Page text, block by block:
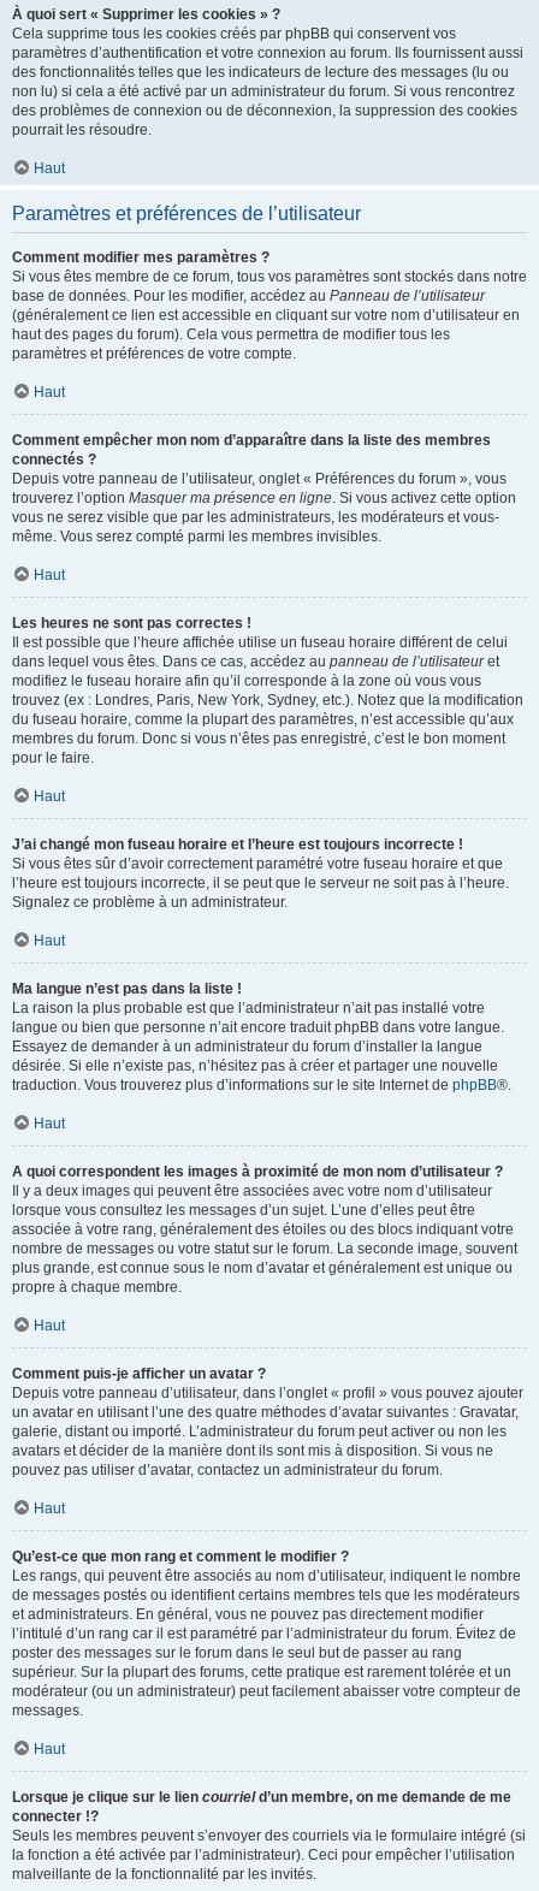
À quoi sert « Supprimer les cookies » ?
Cela supprime tous les cookies créés par phpBB qui conservent vos
paramètres d’authentification et votre connexion au forum. Ils fournissent aussi
des fonctionnalités telles que les indicateurs de lecture des messages (lu ou
non lu) si cela a été activé par un administrateur du forum. Si vous rencontrez
des problèmes de connexion ou de déconnexion, la suppression des cookies
pourrait les résoudre.
Haut
Paramètres et préférences de l’utilisateur
Comment modifier mes paramètres ?
Si vous êtes membre de ce forum, tous vos paramètres sont stockés dans notre
base de données. Pour les modifier, accédez au Panneau de l’utilisateur
(généralement ce lien est accessible en cliquant sur votre nom d’utilisateur en
haut des pages du forum). Cela vous permettra de modifier tous les
paramètres et préférences de votre compte.
Haut
Comment empêcher mon nom d’apparaître dans la liste des membres
connectés ?
Depuis votre panneau de l’utilisateur, onglet « Préférences du forum », vous
trouverez l’option Masquer ma présence en ligne. Si vous activez cette option
vous ne serez visible que par les administrateurs, les modérateurs et vous-
même. Vous serez compté parmi les membres invisibles.
Haut
Les heures ne sont pas correctes !
Il est possible que l’heure affichée utilise un fuseau horaire différent de celui
dans lequel vous êtes. Dans ce cas, accédez au panneau de l’utilisateuret
modifiez le fuseau horaire afin qu’il corresponde à la zone où vous vous
trouvez (ex : Londres, Paris, New York, Sydney, etc.). Notez que la modification
du fuseau horaire, comme la plupart des paramètres, n’est accessible qu’aux
membres du forum. Donc si vous n’êtes pas enregistré, c’est le bon moment
pour le faire.
Haut
J’ai changé mon fuseau horaire et l’heure est toujours incorrecte !
Si vous êtes sûr d’avoir correctement paramétré votre fuseau horaire et que
l’heure est toujours incorrecte, il se peut que le serveur ne soit pas à l’heure.
Signalez ce problème à un administrateur.
Haut
Ma langue n’est pas dans la liste !
La raison la plus probable est que l’administrateur n’ait pas installé votre
langue ou bien que personne n’ait encore traduit phpBB dans votre langue.
Essayez de demander à un administrateur du forum d’installer la langue
désirée. Si elle n’existe pas, n’hésitez pas à créer et partager une nouvelle
traduction. Vous trouverez plus d’informations sur le site Internet de phpBB®.
Haut
A quoi correspondent les images à proximité de mon nom d’utilisateur ?
Il y a deux images qui peuvent être associées avec votre nom d’utilisateur
lorsque vous consultez les messages d’un sujet. L’une d’elles peut être
associée à votre rang, généralement des étoiles ou des blocs indiquant votre
nombre de messages ou votre statut sur le forum. La seconde image, souvent
plus grande, est connue sous le nom d’avatar et généralement est unique ou
propre à chaque membre.
Haut
Comment puis-je afficher un avatar ?
Depuis votre panneau d’utilisateur, dans l’onglet « profil » vous pouvez ajouter
un avatar en utilisant l’une des quatre méthodes d’avatar suivantes : Gravatar,
galerie, distant ou importé. L’administrateur du forum peut activer ou non les
avatars et décider de la manière dont ils sont mis à disposition. Si vous ne
pouvez pas utiliser d’avatar, contactez un administrateur du forum.
Haut
Qu’est-ce que mon rang et comment le modifier ?
Les rangs, qui peuvent être associés au nom d’utilisateur, indiquent le nombre
de messages postés ou identifient certains membres tels que les modérateurs
et administrateurs. En général, vous ne pouvez pas directement modifier
l’intitulé d’un rang car il est paramétré par l’administrateur du forum. Évitez de
poster des messages sur le forum dans le seul but de passer au rang
supérieur. Sur la plupart des forums, cette pratique est rarement tolérée et un
modérateur (ou un administrateur) peut facilement abaisser votre compteur de
messages.
Haut
Lorsque je clique sur le lien courrield’un membre, on me demande de me
connecter !?
Seuls les membres peuvent s’envoyer des courriels via le formulaire intégré (si
la fonction a été activée par l’administrateur). Ceci pour empêcher l’utilisation
malveillante de la fonctionnalité par les invités.